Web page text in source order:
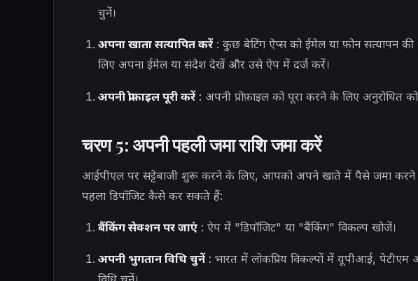
चुनें।
अपना खाता सत्यापित करें: कुछ बेटिंग ऐप्स को ईमेल या फ़ोन सत्यापन
लिए अपना ईमेल या संदेश देखें और उसे ऐप में दर्ज करें।
अपनी प्रोफ़ाइल पूरी करें: अपनी प्रोफ़ाइल को पूरा करने के लिए अनुरोधित
चरण 5: अपनी पहली जमा राशि जमा करें
आईपीएल पर सट्टेबाजी शुरू करने के लिए, आपको अपने खाते में पैसे जमा करने
पहला डिपॉजिट कैसे कर सकते हैं:
बैंकिंग सेक्शन पर जाएं: ऐप में "डिपॉजिट" या "बैंकिंग" विकल्प खोजें।
अपनी भुगतान विधि चुनें: भारत में लोकप्रिय विकल्पों में यूपीआई, पेटीएम